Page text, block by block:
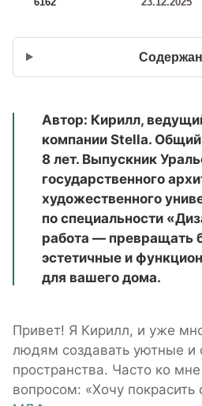
Автор: Кирилл,
компании Stella.
8 лет. Выпускник
государственного
художественного
по специальности
работа — превращать
эстетичные и
для вашего дома.
Привет! Я Кирилл, и уже
людям создавать уютные и
пространства. Часто ко
вопросом: «Хочу покрасить